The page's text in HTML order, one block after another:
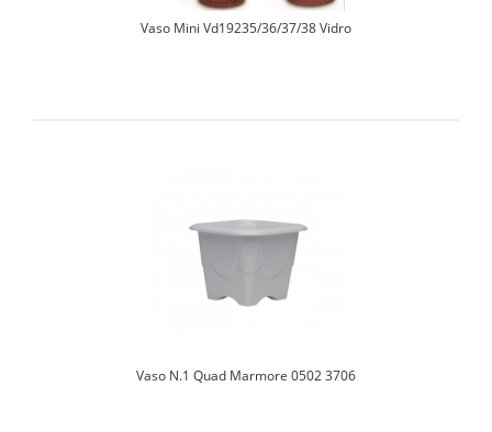
Vaso Mini Vd19235/36/37/38 Vidro
Vaso N.1 Quad Marmore 0502 3706